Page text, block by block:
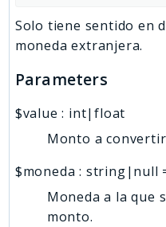
Solo tiene sentido en
moneda extranjera.
Parameters
$value : int|float
Monto a
$moneda : string|null
Moneda a la que
monto.